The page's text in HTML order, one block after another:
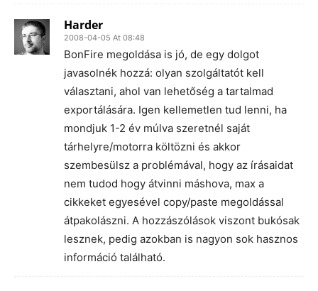
Harder
2008-04-05 At 08:48
BonFire megoldása is jó, de egy dolgot
javasolnék hozzá: olyan szolgáltatót kell
választani, ahol van lehetőség a tartalmad
exportálására. Igen kellemetlen tud lenni, ha
mondjuk 1-2 év múlva szeretnél saját
tárhelyre/motorra költözni és akkor
szembesülsz a problémával, hogy az írásaidat
nem tudod hogy átvinni máshova, max a
cikkeket egyesével copy/paste megoldással
átpakolászni. A hozzászólások viszont bukósak
lesznek, pedig azokban is nagyon sok hasznos
információ található.